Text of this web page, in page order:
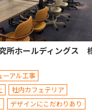
所ホールディングス
ーアル工事
社内カフェテリア
デザインにこだわりあり